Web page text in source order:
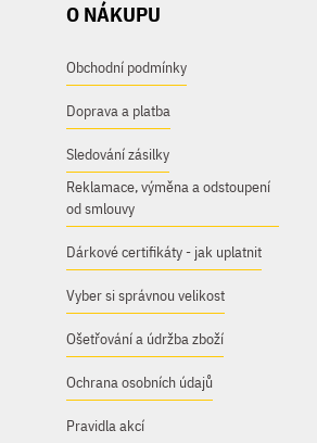
O NÁKUPU
Obchodní podmínky
Doprava a platba
Sledování zásilky
Reklamace, výměna a odstoupení
od smlouvy
Dárkové certifikáty - jak uplatnit
Vyber si správnou velikost
Ošetřování a údržba zboží
Ochrana osobních údajů
Pravidla akcí